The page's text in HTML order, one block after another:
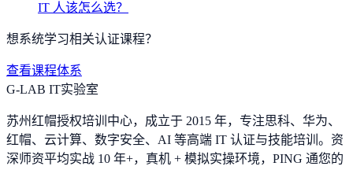
IT 人该怎么选？
想系统学习相关认证课程？
查看课程体系
G-LAB IT实验室
苏州红帽授权培训中心，成立于 2015 年，专注思科、华为、
红帽、云计算、数字安全、AI 等高端 IT 认证与技能培训。资
深师资平均实战 10 年+，真机 + 模拟实操环境， PING 通您的